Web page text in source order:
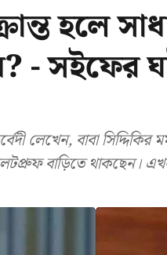
হলে
- সইফের
লেখেন, বাবা সিদ্দিকির
বাড়িতে থাকছেন।